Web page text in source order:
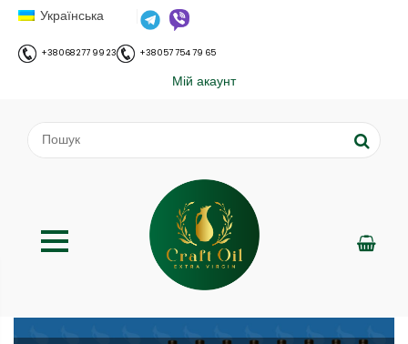
Українська
+38 068 277 99 23 +38 057 754 79 65
Мій акаунт